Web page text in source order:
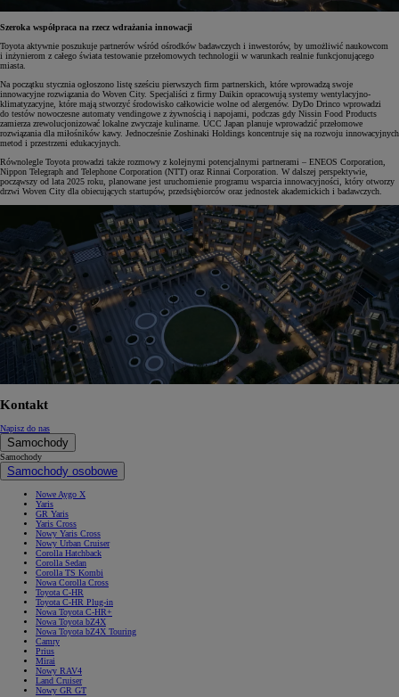
Szeroka współpraca na rzecz wdrażania innowacji
Toyota aktywnie poszukuje partnerów wśród ośrodków badawczych i inwestorów, by umożliwić naukowcom
i inżynierom z całego świata testowanie przełomowych technologii w warunkach realnie funkcjonującego
miasta.
Na początku stycznia ogłoszono listę sześciu pierwszych firm partnerskich, które wprowadzą swoje
innowacyjne rozwiązania do Woven City. Specjaliści z firmy Daikin opracowują systemy wentylacyjno-
klimatyzacyjne, które mają stworzyć środowisko całkowicie wolne od alergenów. DyDo Drinco wprowadzi
do testów nowoczesne automaty vendingowe z żywnością i napojami, podczas gdy Nissin Food Products
zamierza zrewolucjonizować lokalne zwyczaje kulinarne. UCC Japan planuje wprowadzić przełomowe
rozwiązania dla miłośników kawy. Jednocześnie Zoshinaki Holdings koncentruje się na rozwoju innowacyjnych
metod i przestrzeni edukacyjnych.
Równolegle Toyota prowadzi także rozmowy z kolejnymi potencjalnymi partnerami – ENEOS Corporation,
Nippon Telegraph and Telephone Corporation (NTT) oraz Rinnai Corporation. W dalszej perspektywie,
począwszy od lata 2025 roku, planowane jest uruchomienie programu wsparcia innowacyjności, który otworzy
drzwi Woven City dla obiecujących startupów, przedsiębiorców oraz jednostek akademickich i badawczych.
Kontakt
Napisz do nas
Samochody
Samochody
Samochody osobowe
Nowe Aygo X
Yaris
GR Yaris
Yaris Cross
Nowy Yaris Cross
Nowy Urban Cruiser
Corolla Hatchback
Corolla Sedan
Corolla TS Kombi
Nowa Corolla Cross
Toyota C-HR
Toyota C-HR Plug-in
Nowa Toyota C-HR+
Nowa Toyota bZ4X
Nowa Toyota bZ4X Touring
Camry
Prius
Mirai
Nowy RAV4
Land Cruiser
Nowy GR GT